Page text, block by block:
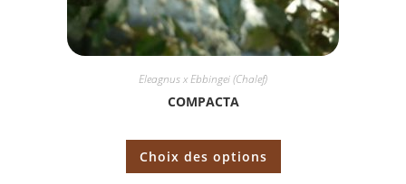
Eleagnus x Ebbingei (Chalef)
COMPACTA
Choix des options